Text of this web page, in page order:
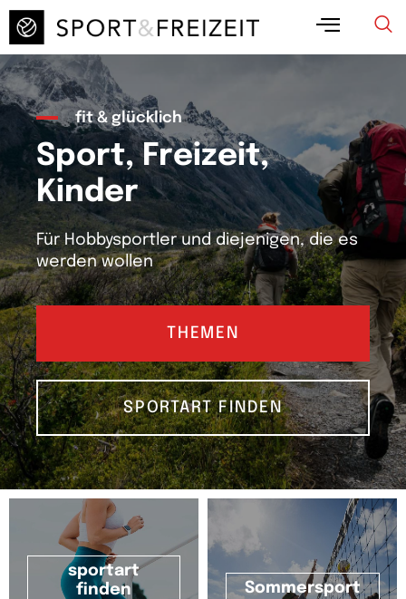
fit & glücklich
Sport, Freizeit,
Kinder
Für Hobbysportler und diejenigen, die es
werden wollen
THEMEN
SPORTART FINDEN
sportart
finden
Sommersport